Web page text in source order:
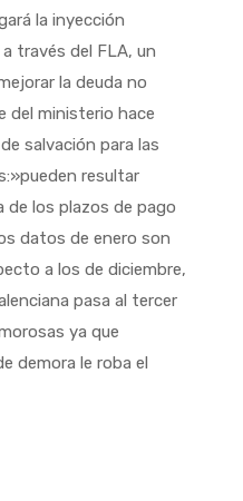
la inyección
través del FLA, un
la deuda no
del ministerio hace
salvación para las
resultar
de los plazos de pago
datos de enero son
a los de diciembre,
pasa al tercer
ya que
demora le roba el